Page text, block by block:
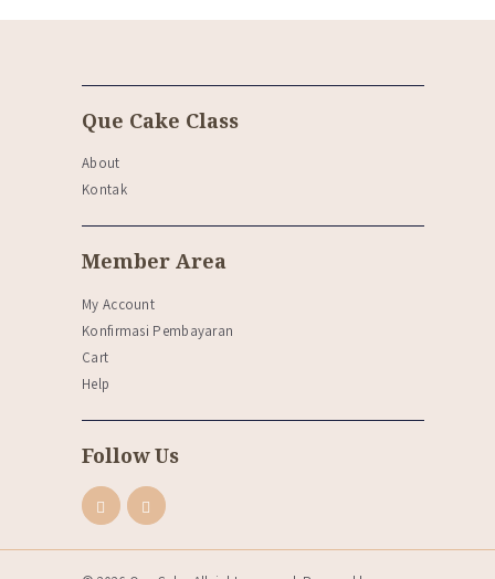
Que Cake Class
About
Kontak
Member Area
My Account
Konfirmasi Pembayaran
Cart
Help
Follow Us